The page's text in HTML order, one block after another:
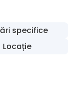
specifice
Locație